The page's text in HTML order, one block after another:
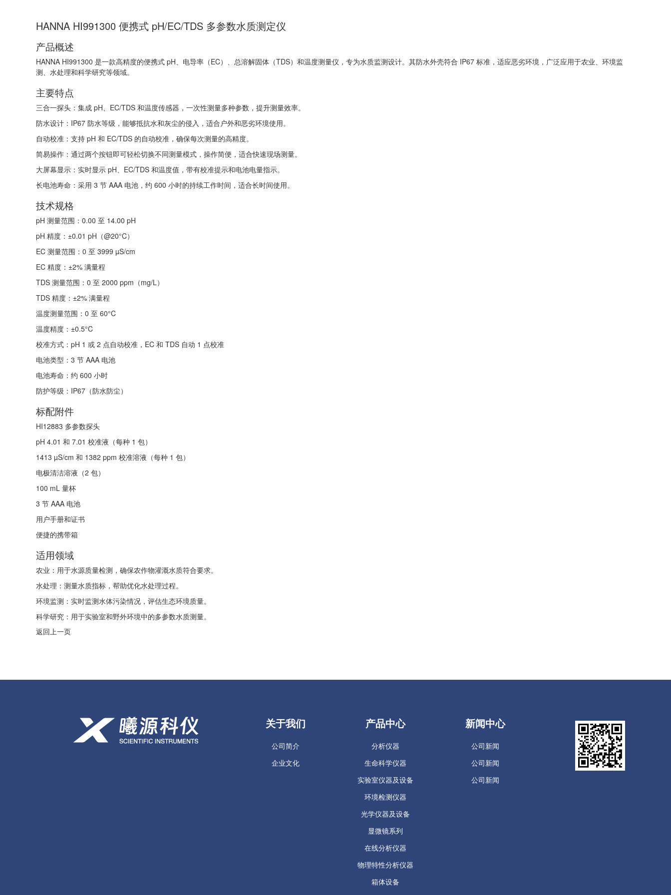
HANNA HI991300 便携式 pH/EC/TDS 多参数水质测定仪
产品概述
HANNA HI991300 是一款高精度的便携式 pH、电导率（EC）、总溶解固体（TDS）和温度测量仪，专为水质监测设计。其防水外壳符合 IP67 标准，适应恶劣环境，广泛应用于农业、环境监
测、水处理和科学研究等领域。
主要特点
三合一探头：集成 pH、EC/TDS 和温度传感器，一次性测量多种参数，提升测量效率。
防水设计：IP67 防水等级，能够抵抗水和灰尘的侵入，适合户外和恶劣环境使用。
自动校准：支持 pH 和 EC/TDS 的自动校准，确保每次测量的高精度。
简易操作：通过两个按钮即可轻松切换不同测量模式，操作简便，适合快速现场测量。
大屏幕显示：实时显示 pH、EC/TDS 和温度值，带有校准提示和电池电量指示。
长电池寿命：采用 3 节 AAA 电池，约 600 小时的持续工作时间，适合长时间使用。
技术规格
pH 测量范围：0.00 至 14.00 pH
pH 精度：±0.01 pH（@20°C）
EC 测量范围：0 至 3999 µS/cm
EC 精度：±2% 满量程
TDS 测量范围：0 至 2000 ppm（mg/L）
TDS 精度：±2% 满量程
温度测量范围：0 至 60°C
温度精度：±0.5°C
校准方式：pH 1 或 2 点自动校准，EC 和 TDS 自动 1 点校准
电池类型：3 节 AAA 电池
电池寿命：约 600 小时
防护等级：IP67（防水防尘）
标配附件
HI12883 多参数探头
pH 4.01 和 7.01 校准液（每种 1 包）
1413 µS/cm 和 1382 ppm 校准溶液（每种 1 包）
电极清洁溶液（2 包）
100 mL 量杯
3 节 AAA 电池
用户手册和证书
便捷的携带箱
适用领域
农业：用于水源质量检测，确保农作物灌溉水质符合要求。
水处理：测量水质指标，帮助优化水处理过程。
环境监测：实时监测水体污染情况，评估生态环境质量。
科学研究：用于实验室和野外环境中的多参数水质测量。
返回上一页
关于我们
公司简介
企业文化
产品中心
分析仪器
生命科学仪器
实验室仪器及设备
环境检测仪器
光学仪器及设备
显微镜系列
在线分析仪器
物理特性分析仪器
箱体设备
新闻中心
公司新闻
公司新闻
公司新闻